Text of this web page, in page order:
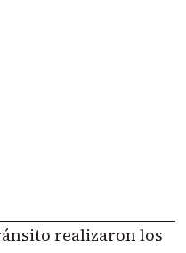
realizaron los